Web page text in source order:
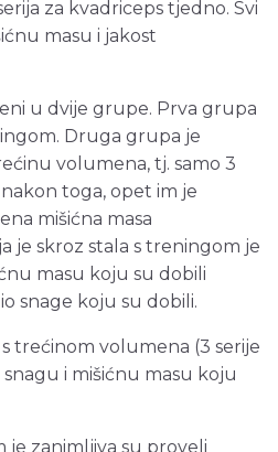
za kvadriceps tjedno. Svi
masu i jakost
u dvije grupe. Prva grupa
Druga grupa je
volumena, tj. samo 3
toga, opet im je
mišićna masa
je skroz stala s treningom je
masu koju su dobili
snage koju su dobili.
trećinom volumena (3 serije
i mišićnu masu koju
zanimljiva su proveli